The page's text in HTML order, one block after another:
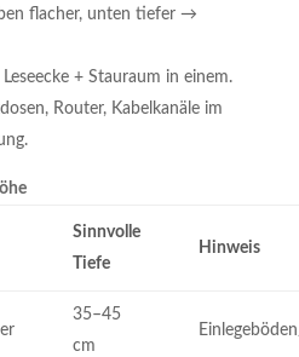
flacher, unten tiefer →
+ Stauraum in einem.
Router, Kabelkanäle im
Sinnvolle
Tiefe
Hinweis
35–45
cm